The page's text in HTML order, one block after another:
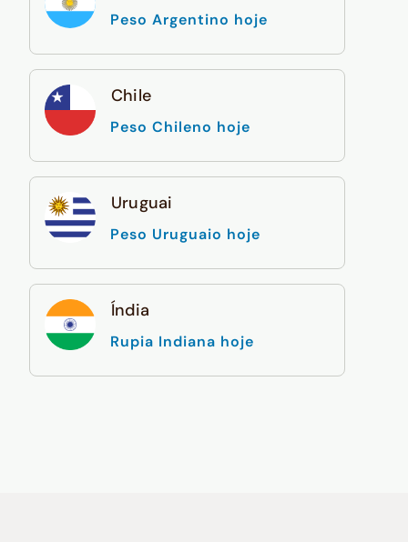
Peso Argentino hoje
Chile
Peso Chileno hoje
Uruguai
Peso Uruguaio hoje
Índia
Rupia Indiana hoje